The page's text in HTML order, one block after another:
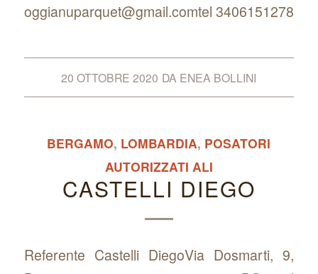
oggianuparquet@gmail.comtel 3406151278
20 OTTOBRE 2020 DA ENEA BOLLINI
BERGAMO, LOMBARDIA, POSATORI
AUTORIZZATI ALI
CASTELLI DIEGO
Referente Castelli DiegoVia Dosmarti, 9,